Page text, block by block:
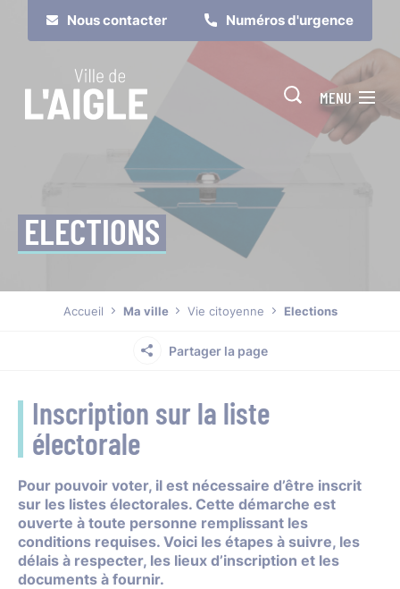
Nous contacter Numéros d'urgence
MENU
ELECTIONS
Accueil Ma ville Vie citoyenne Elections
Partager la page
Inscription sur la liste
électorale
Pour pouvoir voter, il est nécessaire d’être inscrit
sur les listes électorales. Cette démarche est
ouverte à toute personne remplissant les
conditions requises. Voici les étapes à suivre, les
délais à respecter, les lieux d’inscription et les
documents à fournir.
Cookies management panel